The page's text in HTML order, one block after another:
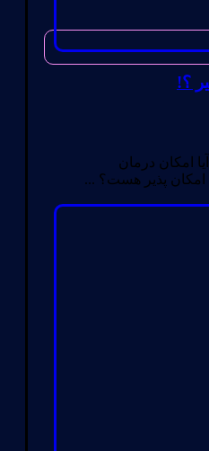
؟!
امکان درمان
پذیر هست؟ ...